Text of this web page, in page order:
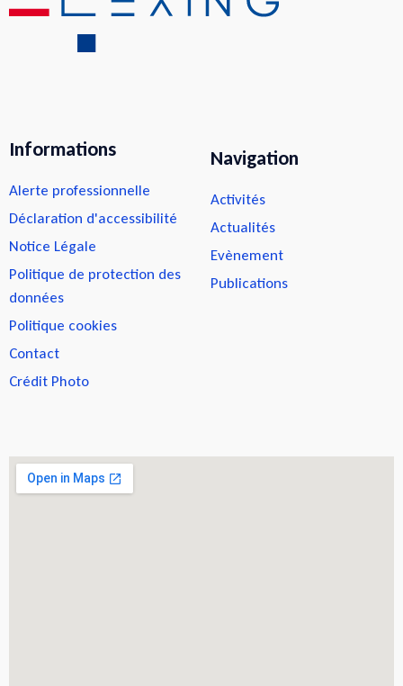
Informations
Alerte professionnelle
Déclaration d'accessibilité
Notice Légale
Politique de protection des
données
Politique cookies
Contact
Crédit Photo
Navigation
Activités
Actualités
Evènement
Publications